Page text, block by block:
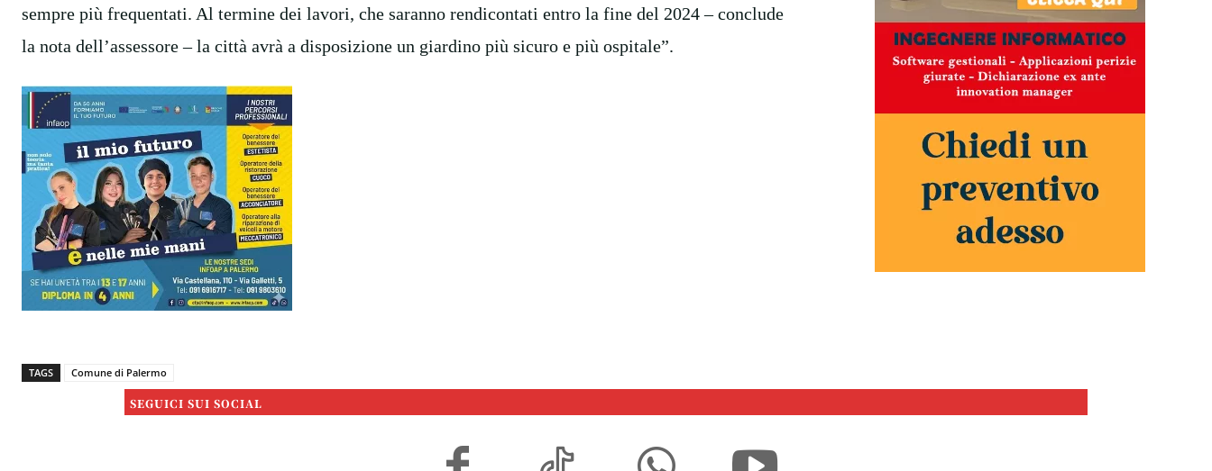
sempre più frequentati. Al termine dei lavori, che saranno rendicontati entro la fine del 2024 – conclude
la nota dell’assessore – la città avrà a disposizione un giardino più sicuro e più ospitale”.
TAGS Comune di Palermo
SEGUICI SUI SOCIAL